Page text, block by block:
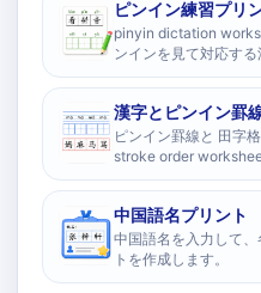
ピンイン練習プリ
pinyin dictation
ンインを見て対応する
漢字とピンイン罫
ピンイン罫線と 田字
stroke order
中国語名プリント
中国語名を入力して
トを作成します。